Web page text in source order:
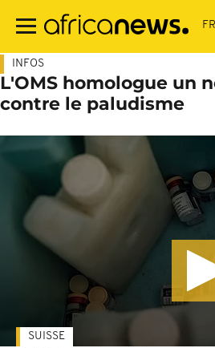
contenu
INFOS
L'OMS homologue un
contre le paludisme
SUISSE